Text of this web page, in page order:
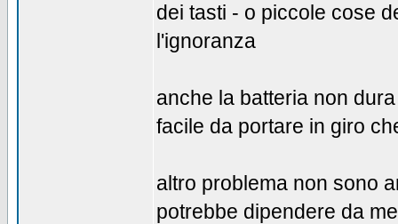
dei tasti - o piccole cose
l'ignoranza
anche la batteria non
facile da portare in giro
altro problema non sono
potrebbe dipendere da